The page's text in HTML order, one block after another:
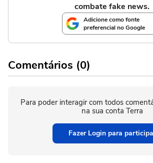
combate fake news.
Adicione como fonte
preferencial no Google
Comentários (0)
Para poder interagir com todos
na sua conta Terra
Fazer Login para